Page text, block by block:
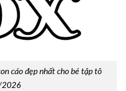
cáo đẹp nhất cho bé tập tô
2026